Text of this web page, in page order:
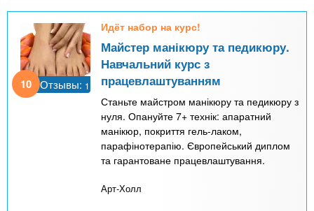
10 Отзывы: 1
Идёт набор на курс!
Майстер манікюру та педикюру.
Навчальний курс з
працевлаштуванням
Станьте майстром манікюру та педикюру з
нуля. Опануйте 7+ технік: апаратний
манікюр, покриття гель-лаком,
парафінотерапію. Європейський диплом
та гарантоване працевлаштування.
Арт-Холл